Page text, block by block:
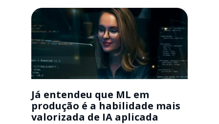
Já entendeu que ML em
produção é a habilidade mais
valorizada de IA aplicada